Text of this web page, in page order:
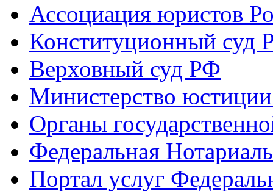
Ассоциация юристов
Конституционный суд
Верховный суд РФ
Министерство
Органы
Федеральная
Портал услуг